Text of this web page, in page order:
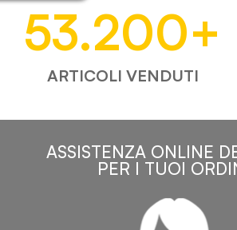
53.200+
ARTICOLI VENDUTI
ASSISTENZA ONLINE
PER I TUOI